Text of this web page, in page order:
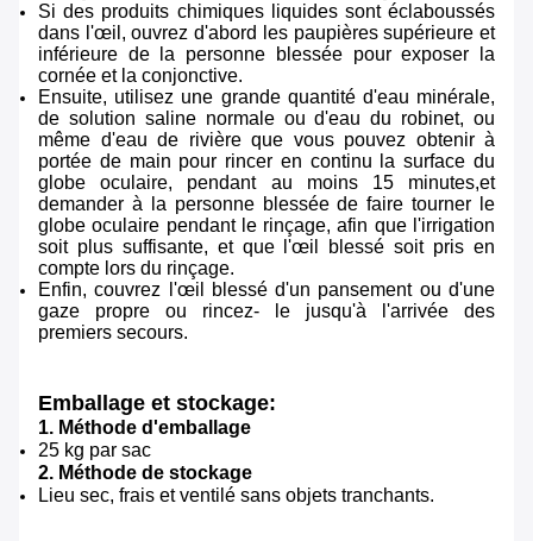
Si des produits chimiques liquides sont éclaboussés
dans l'œil, ouvrez d'abord les paupières supérieure et
inférieure de la personne blessée pour exposer la
cornée et la conjonctive.
Ensuite, utilisez une grande quantité d'eau minérale,
de solution saline normale ou d'eau du robinet, ou
même d'eau de rivière que vous pouvez obtenir à
portée de main pour rincer en continu la surface du
globe oculaire, pendant au moins 15 minutes,et
demander à la personne blessée de faire tourner le
globe oculaire pendant le rinçage, afin que l'irrigation
soit plus suffisante, et que l'œil blessé soit pris en
compte lors du rinçage.
Enfin, couvrez l'œil blessé d'un pansement ou d'une
gaze propre ou rincez- le jusqu'à l'arrivée des
premiers secours.
Emballage et stockage:
1. Méthode d'emballage
25 kg par sac
2. Méthode de stockage
Lieu sec, frais et ventilé sans objets tranchants.